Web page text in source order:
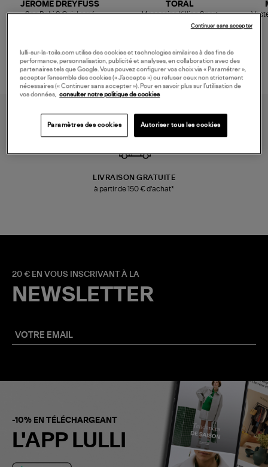
JEROME DREYFUSS
Sac Bobi S Cuir Lamé
189,00 €
TORAL
Mocassins Killian Sport
Mousse
LIVRAISON GRATUITE
à partir de 150 € d'achat*
20 € EN VOUS INSCRIVANT À LA
NEWSLETTER
-10% EN TÉLÉCHARGEANT
L'APP LULLI
lulli-sur-la-toile.com utilise des cookies et technologies similaires à des fins de
performance, personnalisation, publicité et analyses, en collaboration avec des
partenaires tels que Google. Vous pouvez configurer vos choix via « Paramétrer »,
accepter l’ensemble des cookies (« J’accepte ») ou refuser ceux non strictement
nécessaires (« Continuer sans accepter »). Pour en savoir plus sur l’utilisation de
vos données, consulter notre politique de cookies
Paramètres des cookies Autoriser tous les cookies
Continuer sans accepter